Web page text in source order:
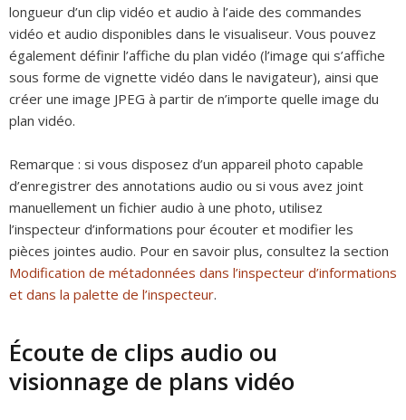
longueur d’un clip vidéo et audio à l’aide des commandes
vidéo et audio disponibles dans le visualiseur. Vous pouvez
également définir l’affiche du plan vidéo (l’image qui s’affiche
sous forme de vignette vidéo dans le navigateur), ainsi que
créer une image JPEG à partir de n’importe quelle image du
plan vidéo.
Remarque : si vous disposez d’un appareil photo capable
d’enregistrer des annotations audio ou si vous avez joint
manuellement un fichier audio à une photo, utilisez
l’inspecteur d’informations pour écouter et modifier les
pièces jointes audio. Pour en savoir plus, consultez la section
Modification de métadonnées dans l’inspecteur d’informations
et dans la palette de l’inspecteur.
Écoute de clips audio ou
visionnage de plans vidéo